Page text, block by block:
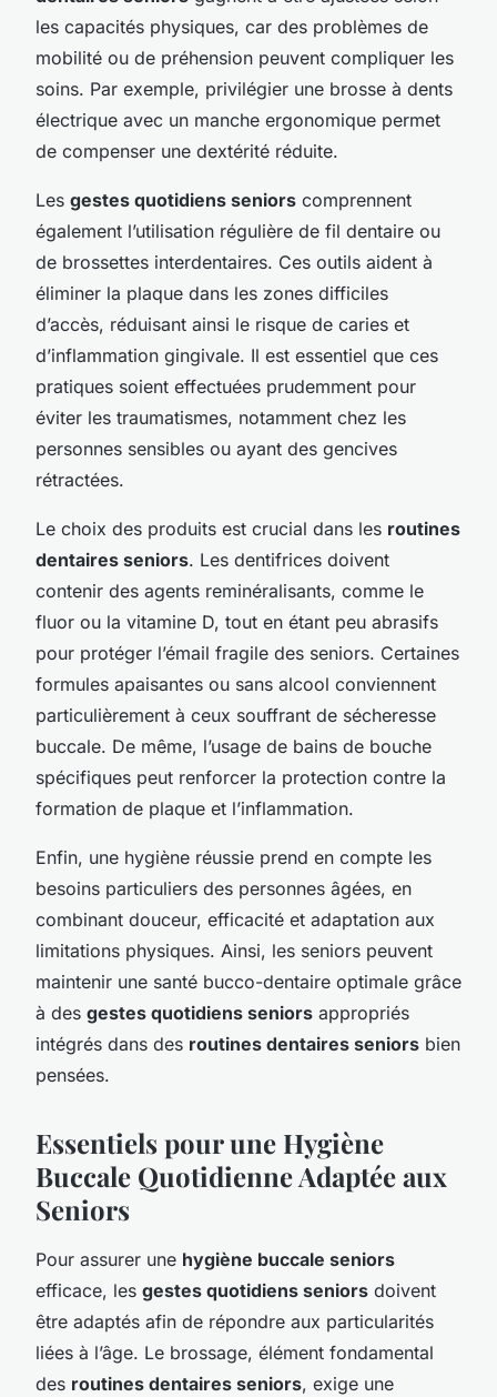
les capacités physiques, car des problèmes de
mobilité ou de préhension peuvent compliquer les
soins. Par exemple, privilégier une brosse à dents
électrique avec un manche ergonomique permet
de compenser une dextérité réduite.
Les gestes quotidiens seniors comprennent
également l’utilisation régulière de fil dentaire ou
de brossettes interdentaires. Ces outils aident à
éliminer la plaque dans les zones difficiles
d’accès, réduisant ainsi le risque de caries et
d’inflammation gingivale. Il est essentiel que ces
pratiques soient effectuées prudemment pour
éviter les traumatismes, notamment chez les
personnes sensibles ou ayant des gencives
rétractées.
Le choix des produits est crucial dans les routines
dentaires seniors. Les dentifrices doivent
contenir des agents reminéralisants, comme le
fluor ou la vitamine D, tout en étant peu abrasifs
pour protéger l’émail fragile des seniors. Certaines
formules apaisantes ou sans alcool conviennent
particulièrement à ceux souffrant de sécheresse
buccale. De même, l’usage de bains de bouche
spécifiques peut renforcer la protection contre la
formation de plaque et l’inflammation.
Enfin, une hygiène réussie prend en compte les
besoins particuliers des personnes âgées, en
combinant douceur, efficacité et adaptation aux
limitations physiques. Ainsi, les seniors peuvent
maintenir une santé bucco-dentaire optimale grâce
à des gestes quotidiens seniors appropriés
intégrés dans des routines dentaires seniors bien
pensées.
Essentiels pour une Hygiène
Buccale Quotidienne Adaptée aux
Seniors
Pour assurer une hygiène buccale seniors
efficace, les gestes quotidiens seniors doivent
être adaptés afin de répondre aux particularités
liées à l’âge. Le brossage, élément fondamental
des routines dentaires seniors, exige une